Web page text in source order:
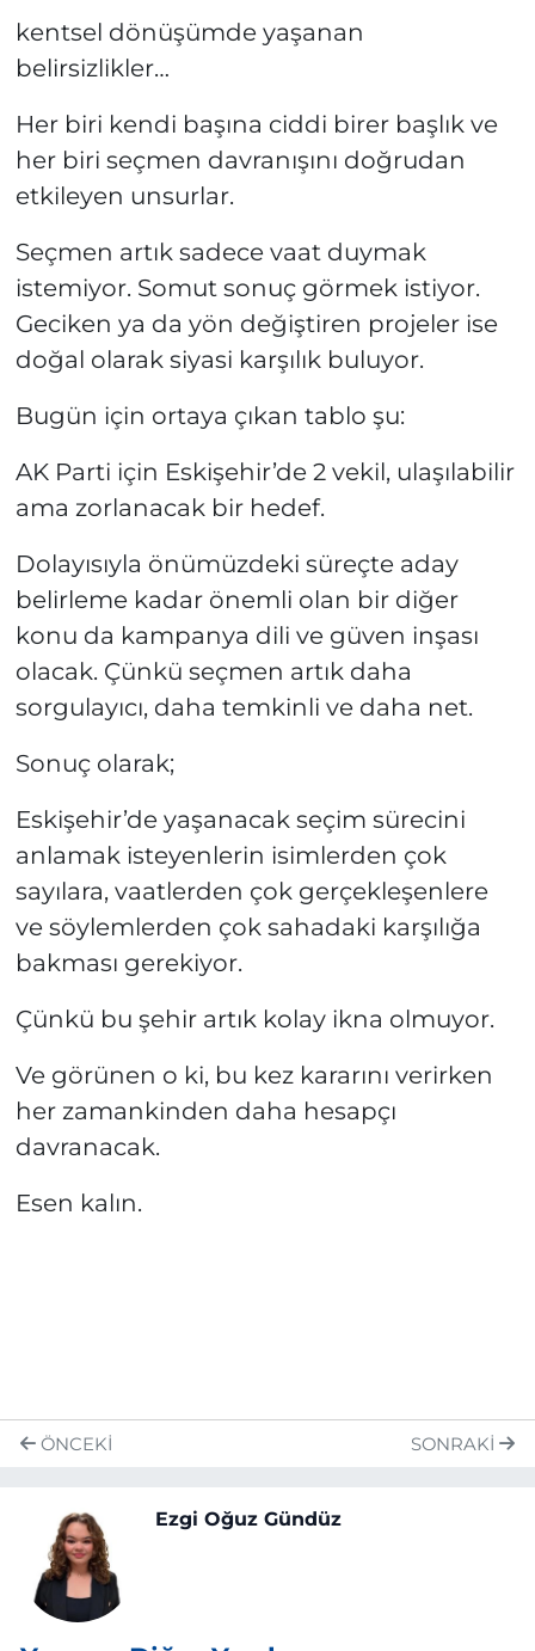
kentsel dönüşümde yaşanan
belirsizlikler…
Her biri kendi başına ciddi birer başlık ve
her biri seçmen davranışını doğrudan
etkileyen unsurlar.
Seçmen artık sadece vaat duymak
istemiyor. Somut sonuç görmek istiyor.
Geciken ya da yön değiştiren projeler ise
doğal olarak siyasi karşılık buluyor.
Bugün için ortaya çıkan tablo şu:
AK Parti için Eskişehir’de 2 vekil, ulaşılabilir
ama zorlanacak bir hedef.
Dolayısıyla önümüzdeki süreçte aday
belirleme kadar önemli olan bir diğer
konu da kampanya dili ve güven inşası
olacak. Çünkü seçmen artık daha
sorgulayıcı, daha temkinli ve daha net.
Sonuç olarak;
Eskişehir’de yaşanacak seçim sürecini
anlamak isteyenlerin isimlerden çok
sayılara, vaatlerden çok gerçekleşenlere
ve söylemlerden çok sahadaki karşılığa
bakması gerekiyor.
Çünkü bu şehir artık kolay ikna olmuyor.
Ve görünen o ki, bu kez kararını verirken
her zamankinden daha hesapçı
davranacak.
Esen kalın.
ÖNCEKI SONRAKI
Ezgi Oğuz Gündüz